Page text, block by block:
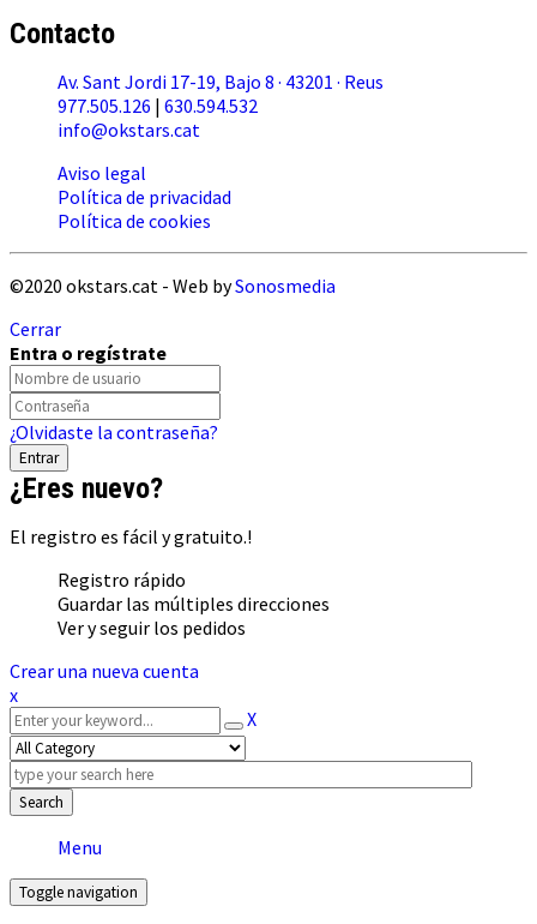
Contacto
Av. Sant Jordi 17-19, Bajo 8 · 43201 · Reus
977.505.126 | 630.594.532
info@okstars.cat
Aviso legal
Política de privacidad
Política de cookies
©2020 okstars.cat - Web bySonosmedia
Cerrar
Entra o regístrate
¿Olvidaste la contraseña?
¿Eres nuevo?
El registro es fácil y gratuito.!
Registro rápido
Guardar las múltiples direcciones
Ver y seguir los pedidos
Crear una nueva cuenta
x
X
Search
Menu
Toggle navigation